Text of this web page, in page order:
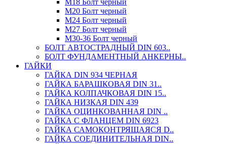
М18 Болт черный
М20 Болт черный
М24 Болт черный
М27 Болт черный
М30-36 Болт черный
БОЛТ АВТОСТРАДНЫЙ DIN 603..
БОЛТ ФУНДАМЕНТНЫЙ АНКЕРНЫ..
ГАЙКИ
ГАЙКА DIN 934 ЧЕРНАЯ
ГАЙКА БАРАШКОВАЯ DIN 31..
ГАЙКА КОЛПАЧКОВАЯ DIN 15..
ГАЙКА НИЗКАЯ DIN 439
ГАЙКА ОЦИНКОВАННАЯ DIN ..
ГАЙКА С ФЛАНЦЕМ DIN 6923
ГАЙКА САМОКОНТРЯЩАЯСЯ D..
ГАЙКА СОЕДИНИТЕЛЬНАЯ DIN..